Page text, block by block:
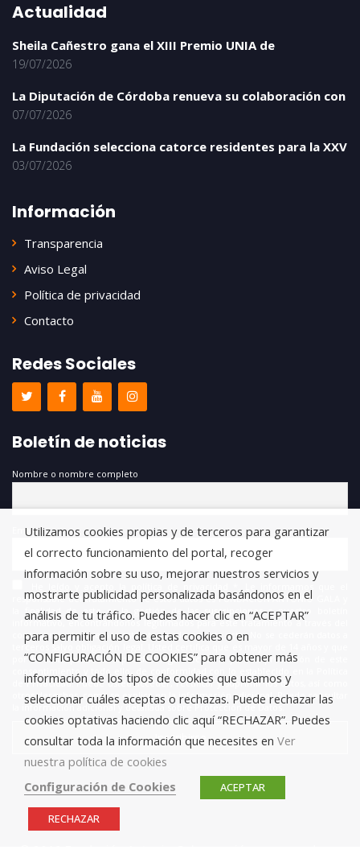
Actualidad
Sheila Cañestro gana el XIII Premio UNIA de
19/07/2026
La Diputación de Córdoba renueva su colaboración con
07/07/2026
La Fundación selecciona catorce residentes para la XXV
03/07/2026
Información
Transparencia
Aviso Legal
Política de privacidad
Contacto
Redes Sociales
Boletín de noticias
Nombre o nombre completo
Email
responsable del tratamiento de estos datos es FUNDACIÓN ANTONIO GALA y
la finalidad de este es la gestión de las suscripciones a nuestro boletín
informativo, encontrándonos legitimados para este tratamiento a través del
consentimiento que nos está otorgando en este acto. No se cederán datos a
terceros salvo obligación legal. Usted certifica que es mayor de 14 años y que
por lo tanto posee la capacidad legal necesaria para la prestación de este
de Privacidad. Puede usted acceder, rectificar y suprimir los datos, así como
otros derechos, como se explica en la información adicional. Puede consultar
la información adicional y detallada sobre Protección de Datos.
Utilizamos cookies propias y de terceros para garantizar
el correcto funcionamiento del portal, recoger
información sobre su uso, mejorar nuestros servicios y
mostrarte publicidad personalizada basándonos en el
análisis de tu tráfico. Puedes hacer clic en “ACEPTAR”
para permitir el uso de estas cookies o en
“CONFIGURACIÓN DE COOKIES” para obtener más
información de los tipos de cookies que usamos y
seleccionar cuáles aceptas o rechazas. Puede rechazar las
cookies optativas haciendo clic aquí “RECHAZAR”. Puedes
consultar toda la información que necesites en Ver
nuestra política de cookies
Configuración de Cookies
ACEPTAR
RECHAZAR